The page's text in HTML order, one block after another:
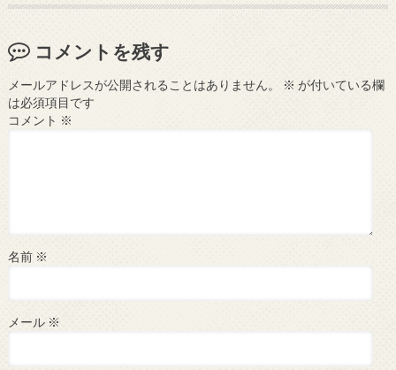
コメントを残す
メールアドレスが公開されることはありません。 ※ が付いている欄
は必須項目です
コメント ※
名前 ※
メール ※